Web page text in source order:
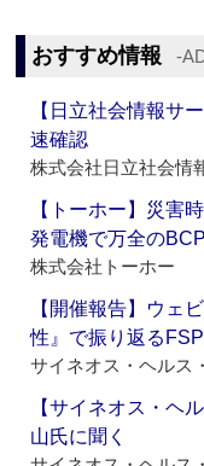
おすすめ情報
【日立社会情報サ
速確認
株式会社日立社会情
【トーホー】災害
発電機で万全の
株式会社トーホー
【開催報告】ウェ
性』で振り返る
サイネオス・ヘルス
【サイネオス・ヘ
山氏に聞く